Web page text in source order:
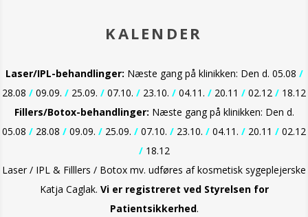
KALENDER
Laser/IPL-behandlinger: Næste gang på klinikken: Den d. 05.08 /
28.08 / 09.09. / 25.09. / 07.10. / 23.10. / 04.11. / 20.11 / 02.12 / 18.12
Fillers/Botox-behandlinger: Næste gang på klinikken: Den d.
05.08 / 28.08 / 09.09. / 25.09. / 07.10. / 23.10. / 04.11. / 20.11 / 02.12
/18.12
Laser / IPL & Filllers / Botox mv. udføres af kosmetisk sygeplejerske
Katja Caglak. Vi er registreret ved Styrelsen for
Patientsikkerhed.